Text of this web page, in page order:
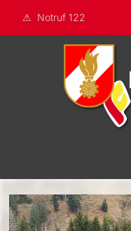
Notruf 122